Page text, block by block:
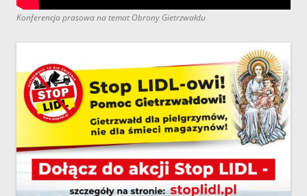
Konferencja prasowa na temat Obrony Gietrzwałdu